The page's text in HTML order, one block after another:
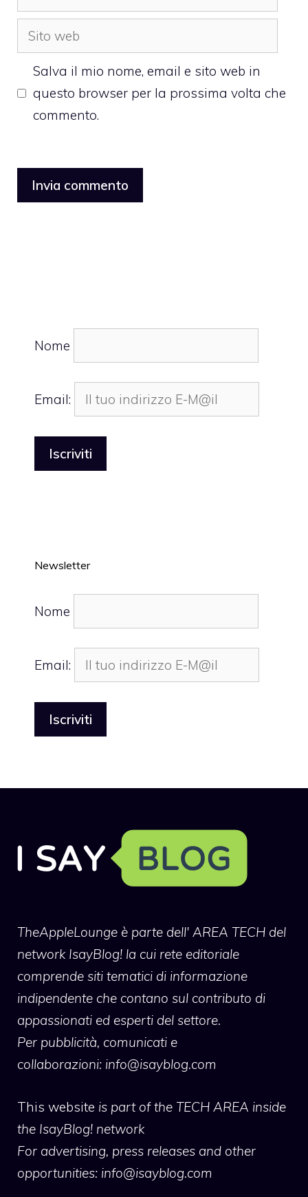
Sito
web
Salva il mio nome, email e sito web in
questo browser per la prossima volta che
commento.
Nome
Email:
Newsletter
Nome
Email:
TheAppleLounge è parte dell' AREA TECH del
network IsayBlog! la cui rete editoriale
comprende siti tematici di informazione
indipendente che contano sul contributo di
appassionati ed esperti del settore.
Per pubblicità, comunicati e
collaborazioni: info@isayblog.com
This website is part of the TECH AREA inside
the IsayBlog! network
For advertising, press releases and other
opportunities: info@isayblog.com